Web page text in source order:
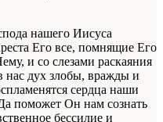
нашего Иисуса
Его все, помнящие Его
и со слезами раскаяния
нас дух злобы, вражды и
сердца наши
поможет Он нам сознать
бессилие и